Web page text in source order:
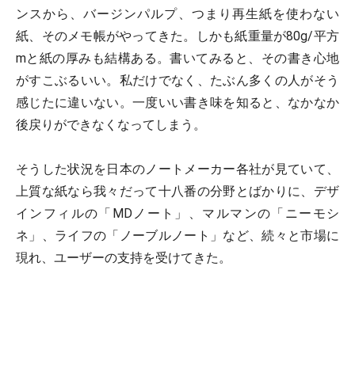
ンスから、バージンパルプ、つまり再生紙を使わない
紙、そのメモ帳がやってきた。しかも紙重量が80g/平方
mと紙の厚みも結構ある。書いてみると、その書き心地
がすこぶるいい。私だけでなく、たぶん多くの人がそう
感じたに違いない。一度いい書き味を知ると、なかなか
後戻りができなくなってしまう。
そうした状況を日本のノートメーカー各社が見ていて、
上質な紙なら我々だって十八番の分野とばかりに、デザ
インフィルの「MDノート」、マルマンの「ニーモシ
ネ」、ライフの「ノーブルノート」など、続々と市場に
現れ、ユーザーの支持を受けてきた。